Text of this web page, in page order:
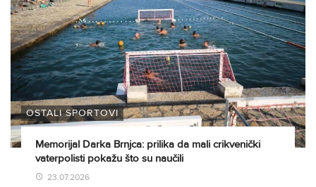
OSTALI SPORTOVI
Memorijal Darka Brnjca: prilika da mali crikvenički
vaterpolisti pokažu što su naučili
23.07.2026